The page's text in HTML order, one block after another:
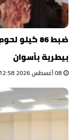
ضبط 86
بيطرية بأسوان